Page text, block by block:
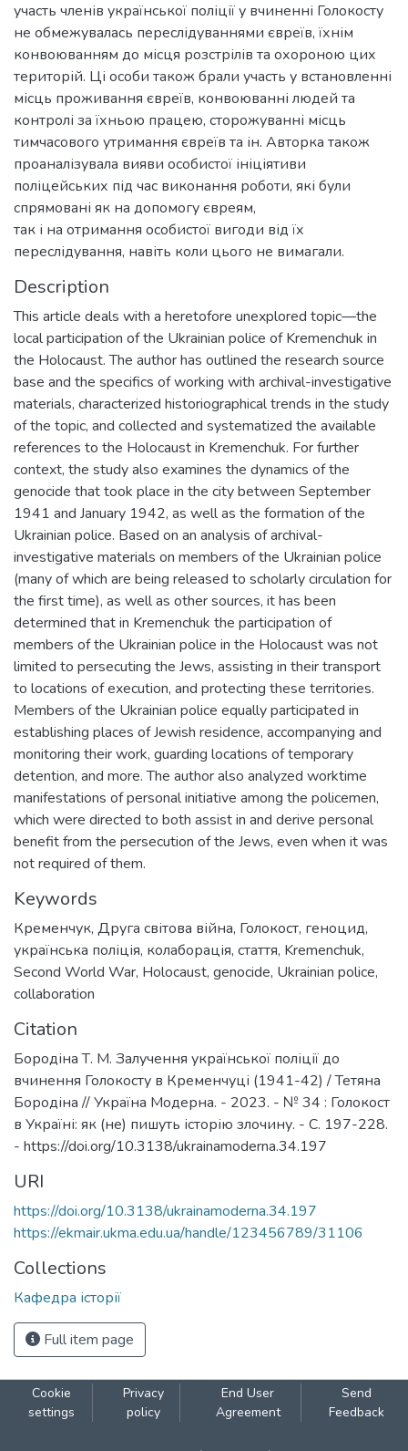
участь членів української поліції у вчиненні Голокосту
не обмежувалась переслідуваннями євреїв, їхнім
конвоюванням до місця розстрілів та охороною цих
територій. Ці особи також брали участь у встановленні
місць проживання євреїв, конвоюванні людей та
контролі за їхньою працею, сторожуванні місць
тимчасового утримання євреїв та ін. Авторка також
проаналізувала вияви особистої ініціятиви
поліцейських під час виконання роботи, які були
спрямовані як на допомогу євреям,
так і на отримання особистої вигоди від їх
переслідування, навіть коли цього не вимагали.
Description
This article deals with a heretofore unexplored topic—the
local participation of the Ukrainian police of Kremenchuk in
the Holocaust. The author has outlined the research source
base and the specifics of working with archival-investigative
materials, characterized historiographical trends in the study
of the topic, and collected and systematized the available
references to the Holocaust in Kremenchuk. For further
context, the study also examines the dynamics of the
genocide that took place in the city between September
1941 and January 1942, as well as the formation of the
Ukrainian police. Based on an analysis of archival-
investigative materials on members of the Ukrainian police
(many of which are being released to scholarly circulation for
the first time), as well as other sources, it has been
determined that in Kremenchuk the participation of
members of the Ukrainian police in the Holocaust was not
limited to persecuting the Jews, assisting in their transport
to locations of execution, and protecting these territories.
Members of the Ukrainian police equally participated in
establishing places of Jewish residence, accompanying and
monitoring their work, guarding locations of temporary
detention, and more. The author also analyzed worktime
manifestations of personal initiative among the policemen,
which were directed to both assist in and derive personal
benefit from the persecution of the Jews, even when it was
not required of them.
Keywords
Кременчук, Друга світова війна, Голокост, геноцид,
українська поліція, колаборація, стаття, Kremenchuk,
Second World War, Holocaust, genocide, Ukrainian police,
collaboration
Citation
Бородіна Т. М. Залучення української поліції до
вчинення Голокосту в Кременчуці (1941-42) / Тетяна
Бородіна // Україна Модерна. - 2023. - № 34 : Голокост
в Україні: як (не) пишуть історію злочину. - С. 197-228.
- https://doi.org/10.3138/ukrainamoderna.34.197
URI
https://doi.org/10.3138/ukrainamoderna.34.197
https://ekmair.ukma.edu.ua/handle/123456789/31106
Collections
Кафедра історії
Full item page
Cookie
settings
Privacy
policy
End User
Agreement
Send
Feedback